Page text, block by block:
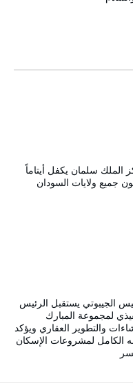
الملك سلمان يكفل أيتاماً
جميع ولايات السودان
الجيبوتي يستقبل الرئيس
لمجموعة المبارك
والتطوير العقاري ويؤكد
الكامل لمشروعات الإسكان